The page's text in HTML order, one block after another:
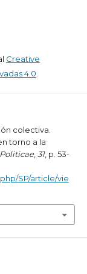
Creative
4.0
colectiva.
torno a la
, 31, p. 53-
SP/article/vie